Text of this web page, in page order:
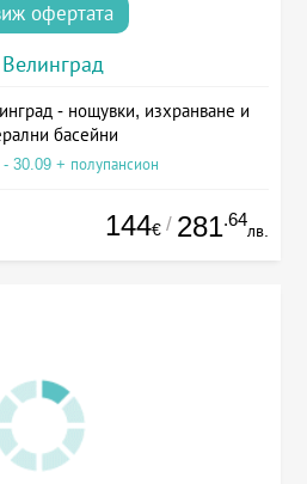
офертата
Велинград
- нощувки, изхранване и
басейни
30.09 + полупансион
144€ / 281.64
лв.